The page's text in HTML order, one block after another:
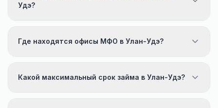
Удэ?
Где находятся офисы МФО в Улан-Удэ?
Какой максимальный срок займа в Улан-Удэ?